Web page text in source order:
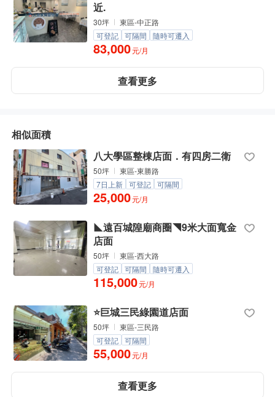
近.
30坪
東區-中正路
可登記 可隔間 隨時可遷入
83,000元/月
查看更多
相似面積
八大學區整棟店面．有四房二衛
50坪
東區-東勝路
7日上新 可登記 可隔間
25,000元/月
◣遠百城隍廟商圈◥9米大面寬金
店面
50坪
東區-西大路
可登記 可隔間 隨時可遷入
115,000元/月
⭐️巨城三民綠園道店面
50坪
東區-三民路
可登記 可隔間
55,000元/月
查看更多